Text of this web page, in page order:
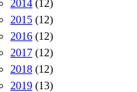
2014 (12)
2015 (12)
2016 (12)
2017 (12)
2018 (12)
2019 (13)